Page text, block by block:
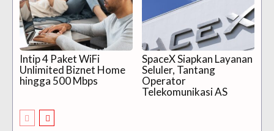
Intip 4 Paket WiFi
Unlimited Biznet Home
hingga 500 Mbps
SpaceX Siapkan Layanan
Seluler, Tantang
Operator
Telekomunikasi AS